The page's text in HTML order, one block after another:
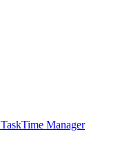
TaskTime Manager